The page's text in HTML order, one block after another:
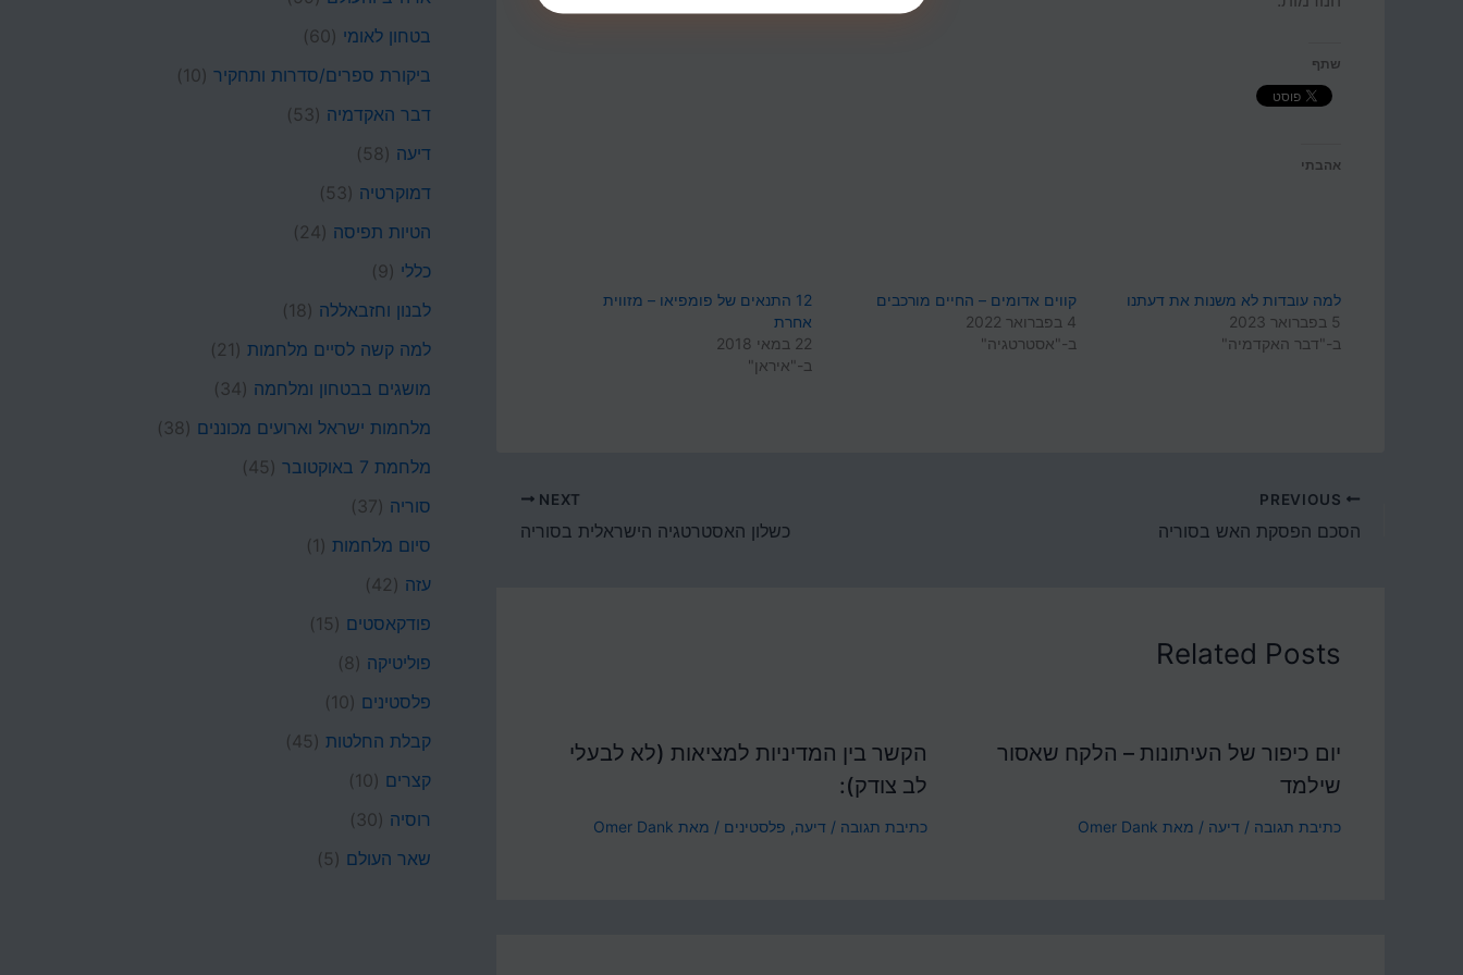
שתף
אהבתי
למה עובדות לא משנות את דעתנו
5 בפברואר 2023
ב-"דבר האקדמיה"
קווים אדומים – החיים מורכבים
4 בפברואר 2022
ב-"אסטרטגיה"
12 התנאים של פומפיאו – מזווית
אחרת
22 במאי 2018
ב-"איראן"
הסכם הפסקת האש בסוריה
NEXT
כשלון האסטרטגיה הישראלית בסוריה
Related Posts
יום כיפור של העיתונות – הלקח שאסור
שילמד
כתיבת תגובה / דיעה / מאת Omer Dank
הקשר בין המדיניות למציאות (לא לבעלי
לב צודק):
כתיבת תגובה /דיעה פלסטינים / מאת Omer Dank
בטחון לאומי (60)
ביקורת ספרים/סדרות ותחקיר (10)
דבר האקדמיה (53)
דיעה (58)
דמוקרטיה (53)
הטיות תפיסה (24)
כללי (9)
לבנון וחזבאללה (18)
למה קשה לסיים מלחמות (21)
מושגים בבטחון ומלחמה (34)
מלחמות ישראל וארועים מכוננים (38)
מלחמת 7 באוקטובר
(45)
סוריה (37)
סיום מלחמות (1)
עזה (42)
פודקאסטים (15)
פוליטיקה (8)
פלסטינים (10)
קבלת החלטות (45)
קצרים (10)
רוסיה (30)
שאר העולם (5)